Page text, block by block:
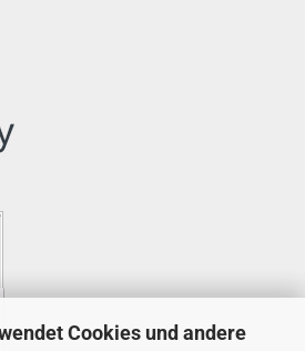
Cookies und andere